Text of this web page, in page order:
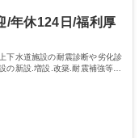
◎
、資格取得に向けた研
格 学歴：
/年休124日/福利厚
下水道施設の耐震診断や劣化診
の新設.増設.改築.耐震補強等の